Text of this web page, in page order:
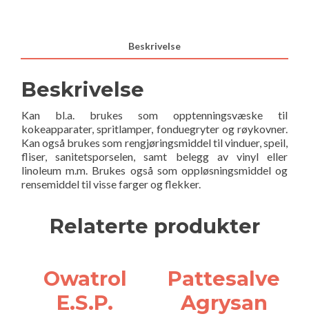
Beskrivelse
Beskrivelse
Kan bl.a. brukes som opptenningsvæske til
kokeapparater, spritlamper, fonduegryter og røykovner.
Kan også brukes som rengjøringsmiddel til vinduer, speil,
fliser, sanitetsporselen, samt belegg av vinyl eller
linoleum m.m. Brukes også som oppløsningsmiddel og
rensemiddel til visse farger og flekker.
Relaterte produkter
Owatrol
E.S.P.
Pattesalve
Agrysan